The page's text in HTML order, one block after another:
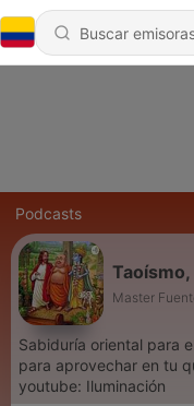
Podcasts
Master
Sabiduría oriental para
para aprovechar en tu quehaceres
youtube: Iluminación